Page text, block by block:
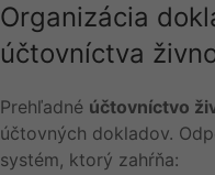
Organizácia
účtovníctva
Prehľadné účtovníctvo
účtovných dokladov.
systém, ktorý zahŕňa: